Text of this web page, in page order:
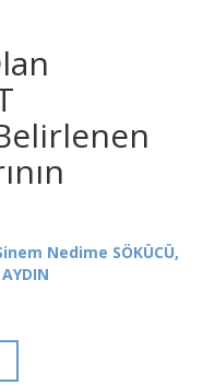
Nedime SÖKÜCÜ,